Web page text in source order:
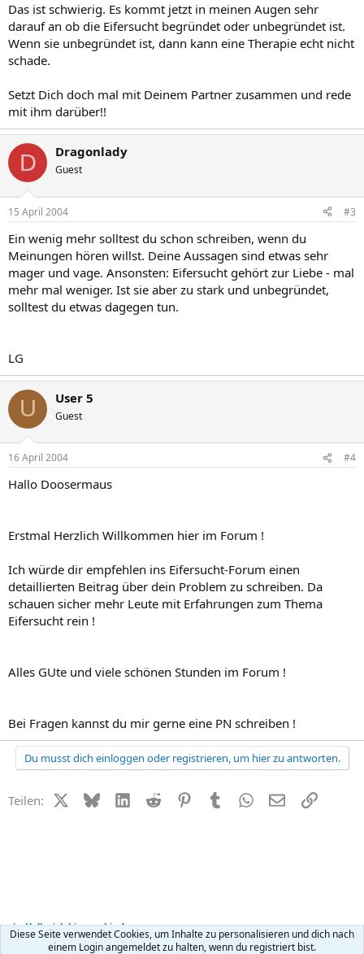
Das ist schwierig. Es kommt jetzt in meinen Augen sehr
darauf an ob die Eifersucht begründet oder unbegründet ist.
Wenn sie unbegründet ist, dann kann eine Therapie echt nicht
schade.
Setzt Dich doch mal mit Deinem Partner zusammen und rede
mit ihm darüber!!
D Dragonlady
Guest
15 April 2004 #3
Ein wenig mehr solltest du schon schreiben, wenn du
Meinungen hören willst. Deine Aussagen sind etwas sehr
mager und vage. Ansonsten: Eifersucht gehört zur Liebe - mal
mehr mal weniger. Ist sie aber zu stark und unbegründet,
solltest du etwas dagegen tun.
LG
U User 5
Guest
16 April 2004 #4
Hallo Doosermaus
Erstmal Herzlich Willkommen hier im Forum !
Ich würde dir empfehlen ins Eifersucht-Forum einen
detaillierten Beitrag über dein Problem zu schreiben. Da
schauen sicher mehr Leute mit Erfahrungen zum Thema
Eifersucht rein !
Alles GUte und viele schönen Stunden im Forum !
Bei Fragen kannst du mir gerne eine PN schreiben !
Du musst dich einloggen oder registrieren, um hier zu antworten.
Teilen: X (Twitter)
BlueskyLinkedIn
Reddit PinterestTumblr WhatsApp
E-MailLink
Hallo, ich bin neu hier!
Diese Seite verwendet Cookies, um Inhalte zu personalisieren und dich nach
einem Login angemeldet zu halten, wenn du registriert bist.